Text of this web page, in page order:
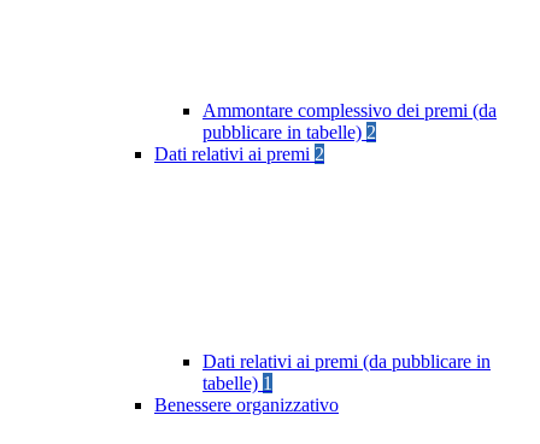
Ammontare complessivo dei premi (da
pubblicare in tabelle) 2
Dati relativi ai premi 2
Dati relativi ai premi (da pubblicare in
tabelle) 1
Benessere organizzativo